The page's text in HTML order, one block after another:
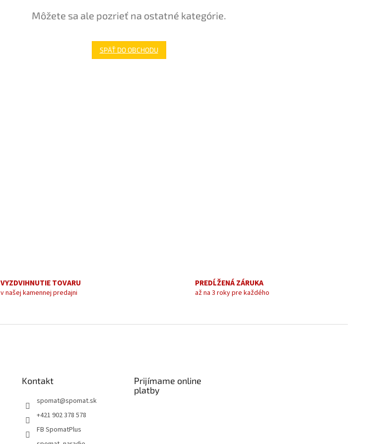
Môžete sa ale pozrieť na ostatné kategórie.
SPÄŤ DO OBCHODU
VYZDVIHNUTIE TOVARU
v našej kamennej predajni
PREDĹŽENÁ ZÁRUKA
až na 3 roky pre každého
Kontakt
spomat@spomat.sk
+421 902 378 578
FB SpomatPlus
Prijímame online
platby